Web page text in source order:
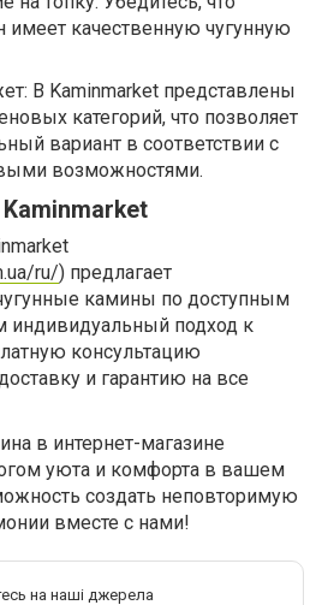
качественную чугунную
В Kaminmarket представлены
категорий, что позволяет
вариант в соответствии с
возможностями.
ru/) предлагает
камины по доступным
индивидуальный подход к
консультацию
и гарантию на все
в интернет-магазине
уюта и комфорта в вашем
создать неповторимую
вместе с нами!
на наші джерела